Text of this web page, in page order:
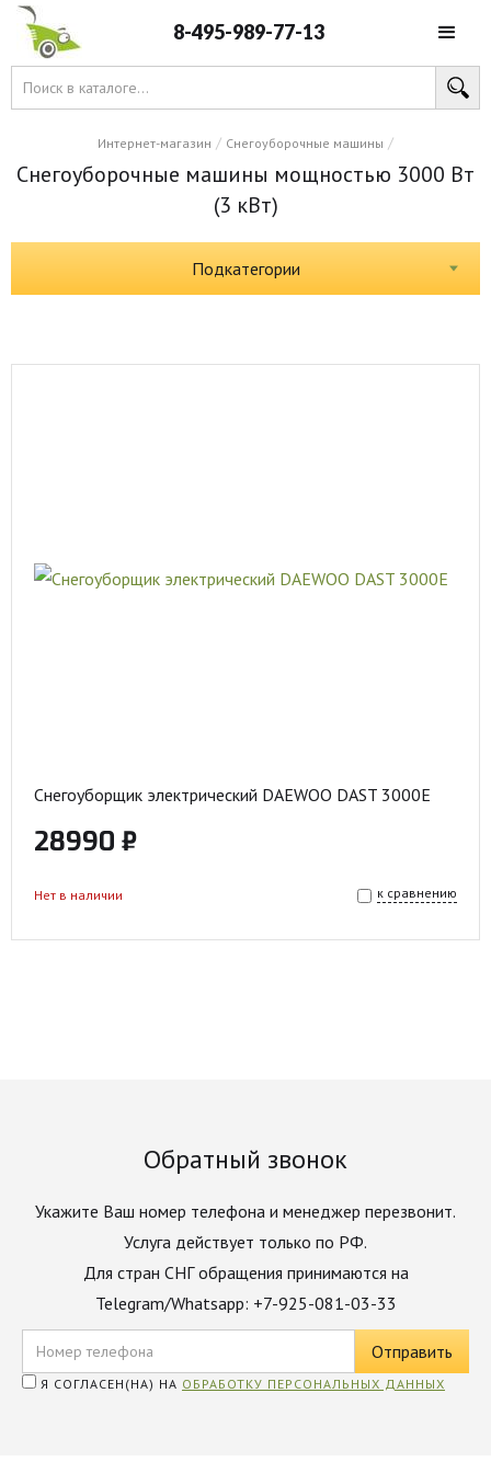
8-495-989-77-13
Интернет-магазин / Снегоуборочные машины /
Снегоуборочные машины мощностью 3000 Вт
(3 кВт)
Подкатегории
Снегоуборщик электрический DAEWOO DAST 3000E
28990 ₽
к сравнению
Нет в наличии
Обратный звонок
Укажите Ваш номер телефона и менеджер перезвонит.
Услуга действует только по РФ.
Для стран СНГ обращения принимаются на
Telegram/Whatsapp: +7-925-081-03-33
Я СОГЛАСЕН(НА) НА ОБРАБОТКУ ПЕРСОНАЛЬНЫХ ДАННЫХ